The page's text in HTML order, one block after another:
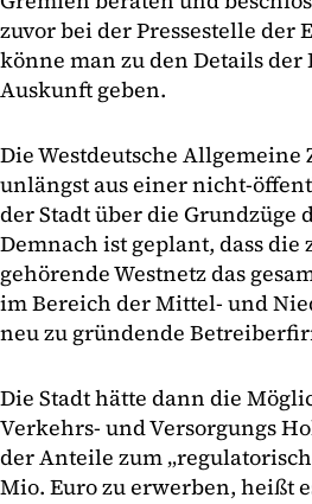
zuvor bei der Pressestelle der
könne man zu den Details
Auskunft geben.
Die Westdeutsche Allgemeine
unlängst aus einer nicht-
der Stadt über die Grundzüge
Demnach ist geplant, dass die
gehörende Westnetz das
im Bereich der Mittel- und
neu zu gründende
Die Stadt hätte dann die
Verkehrs- und Versorgungs
der Anteile zum
Mio. Euro zu erwerben, heißt